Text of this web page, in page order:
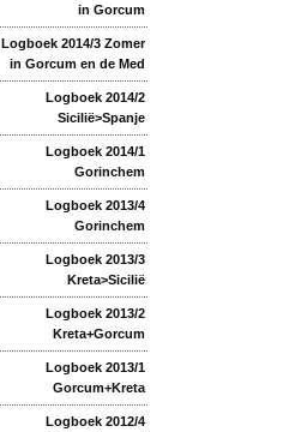
in Gorcum
Logboek 2014/3 Zomer
in Gorcum en de Med
Logboek 2014/2
Sicilië>Spanje
Logboek 2014/1
Gorinchem
Logboek 2013/4
Gorinchem
Logboek 2013/3
Kreta>Sicilië
Logboek 2013/2
Kreta+Gorcum
Logboek 2013/1
Gorcum+Kreta
Logboek 2012/4